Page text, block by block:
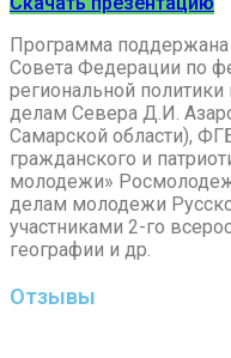
Программа
Совета Федерации по
региональной
делам Севера Д.И.
Самарской области),
гражданского и
молодежи»
делам молодежи
участниками 2-го
географии и др.
Отзывы